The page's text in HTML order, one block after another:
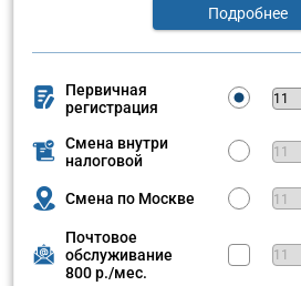
Подробнее
Первичная
регистрация
Смена внутри
налоговой
Смена по Москве
Почтовое
обслуживание
800 р./мес.